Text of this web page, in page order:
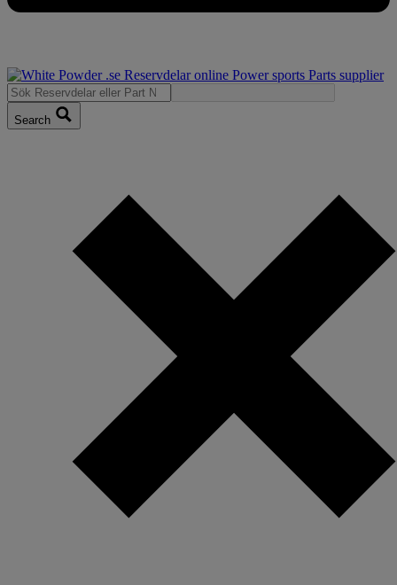
Search